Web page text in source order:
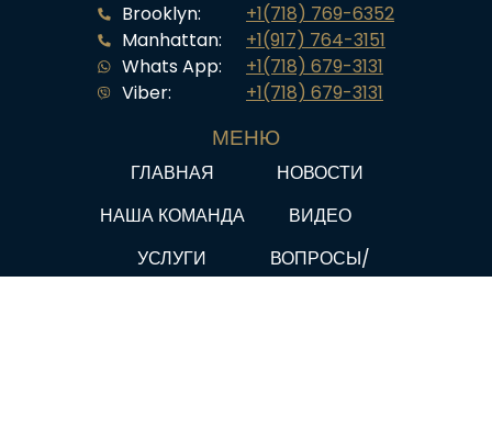
Brooklyn:
Manhattan:
Whats App:
Viber:
+1(718) 769-6352
+1(917) 764-3151
+1(718) 679-3131
+1(718) 679-3131
МЕНЮ
ГЛАВНАЯ
НОВОСТИ
НАША КОМАНДА
ВИДЕО
УСЛУГИ
ВОПРОСЫ/
ОТВЕТЫ